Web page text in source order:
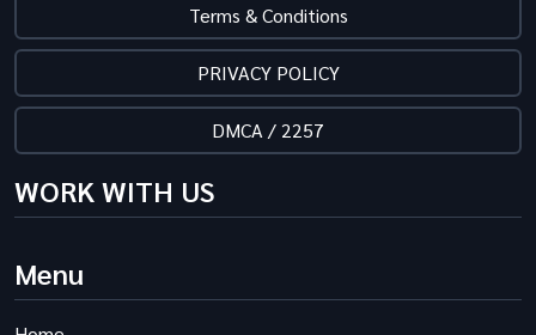
Terms & Conditions
PRIVACY POLICY
DMCA / 2257
WORK WITH US
Menu